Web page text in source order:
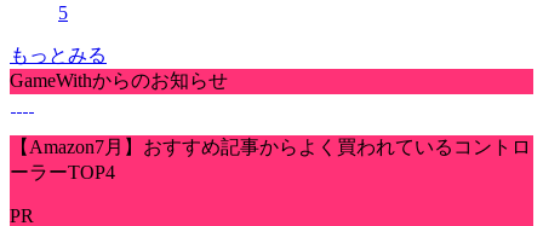
5
もっとみる
GameWithからのお知らせ
【Amazon7月】おすすめ記事からよく買われているコントロ
ーラーTOP4
PR